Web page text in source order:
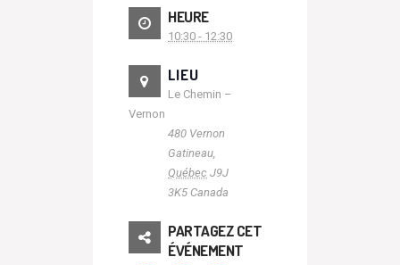
HEURE
10:30 - 12:30
LIEU
Le Chemin –
Vernon
480 Vernon
Gatineau,
Québec J9J
3K5 Canada
PARTAGEZ CET
ÉVÉNEMENT